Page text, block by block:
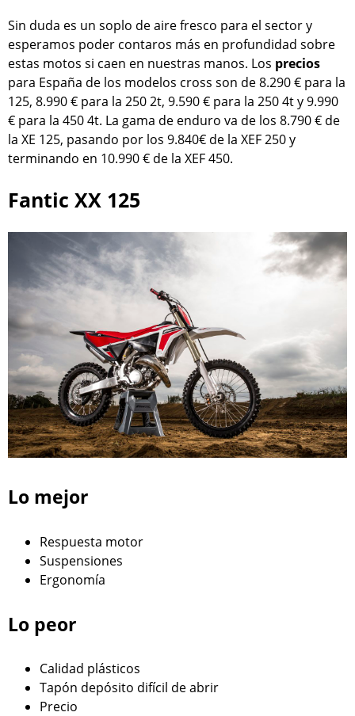
Sin duda es un soplo de aire fresco para el sector y
esperamos poder contaros más en profundidad sobre
estas motos si caen en nuestras manos. Los precios
para España de los modelos cross son de 8.290 € para la
125, 8.990 € para la 250 2t, 9.590 € para la 250 4t y 9.990
€ para la 450 4t. La gama de enduro va de los 8.790 € de
la XE 125, pasando por los 9.840€ de la XEF 250 y
terminando en 10.990 € de la XEF 450.
Fantic XX 125
Lo mejor
Respuesta motor
Suspensiones
Ergonomía
Lo peor
Calidad plásticos
Tapón depósito difícil de abrir
Precio